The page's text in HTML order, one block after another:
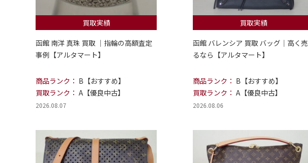
買取実績
函館 南洋 真珠 買取 ｜指輪の高額査定
事例【アルタマート】
商品ランク： B【おすすめ】
買取ランク： A【優良中古】
2026.08.07
買取実績
函館 バレンシア 買取 バッグ｜高く売
るなら【アルタマート】
商品ランク： B【おすすめ】
買取ランク： A【優良中古】
2026.08.06